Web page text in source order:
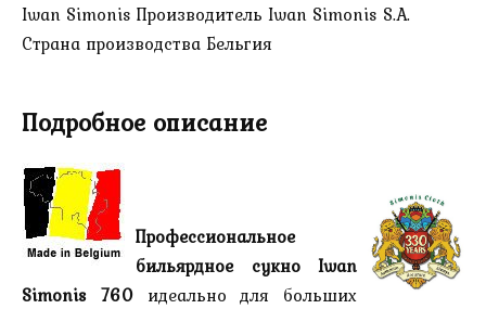
Iwan Simonis Производитель Iwan Simonis S.A.
Страна производства Бельгия
Подробное описание
Профессиональное
бильярдное сукно Iwan
Simonis 760идеально для больших